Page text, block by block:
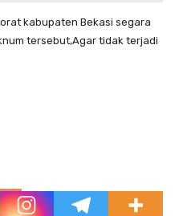
kabupaten Bekasi segara
tersebut,Agar tidak terjadi